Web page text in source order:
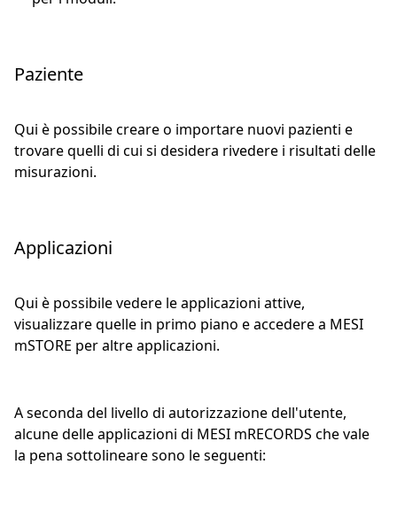
Paziente
Qui è possibile creare o importare nuovi pazienti e
trovare quelli di cui si desidera rivedere i risultati delle
misurazioni.
Applicazioni
Qui è possibile vedere le applicazioni attive,
visualizzare quelle in primo piano e accedere a MESI
mSTORE per altre applicazioni.
A seconda del livello di autorizzazione dell'utente,
alcune delle applicazioni di MESI mRECORDS che vale
la pena sottolineare sono le seguenti: